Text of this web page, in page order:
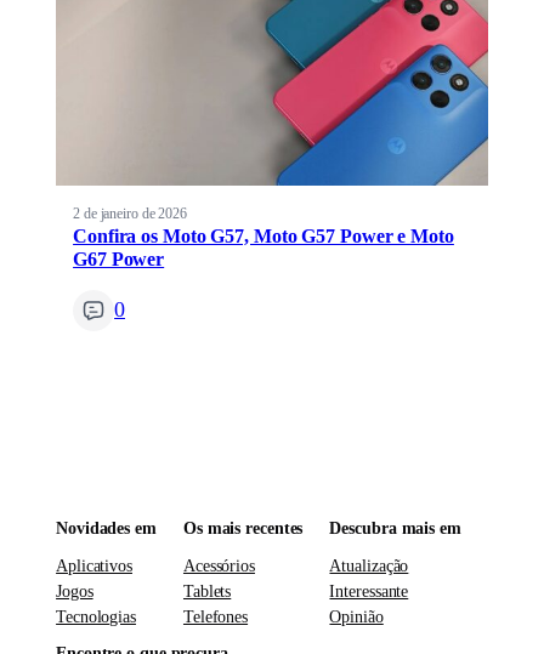
2 de janeiro de 2026
Confira os Moto G57, Moto G57 Power e Moto
G67 Power
0
Novidades em
Aplicativos
Jogos
Tecnologias
Os mais recentes
Acessórios
Tablets
Telefones
Descubra mais em
Atualização
Interessante
Opinião